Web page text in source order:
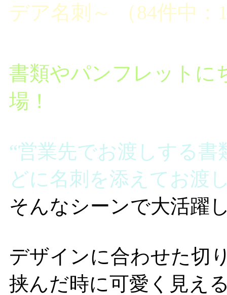
デア名刺～ （84件中：
書類やパンフレットに
場！
“営業先でお渡しする
どに名刺を添えてお渡
そんなシーンで大活躍
デザインに合わせた切
挟んだ時に可愛く見え